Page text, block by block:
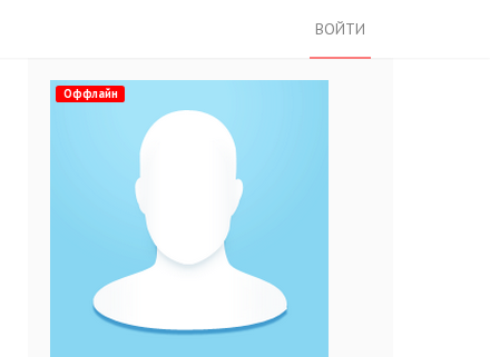
ВОЙТИ
Оффлайн